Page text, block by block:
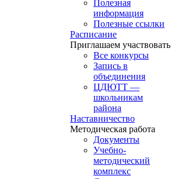
Полезная
информация
Полезные ссылки
Расписание
Приглашаем участвовать
Все конкурсы
Запись в
объединения
ЦДЮТТ —
школьникам
района
Наставничество
Методическая работа
Документы
Учебно-
методический
комплекс